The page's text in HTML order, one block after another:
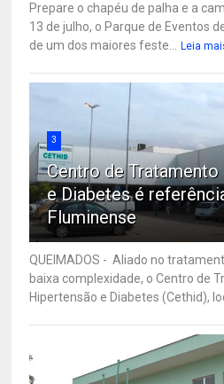
Prepare o chapéu de palha e a
13 de julho, o Parque de Eventos
de um dos maiores feste... Leia
3
Centro de
e Diabetes é
Fluminense
QUEIMADOS - Aliado no
baixa complexidade, o Centro de
Hipertensão e Diabetes (Cethid),